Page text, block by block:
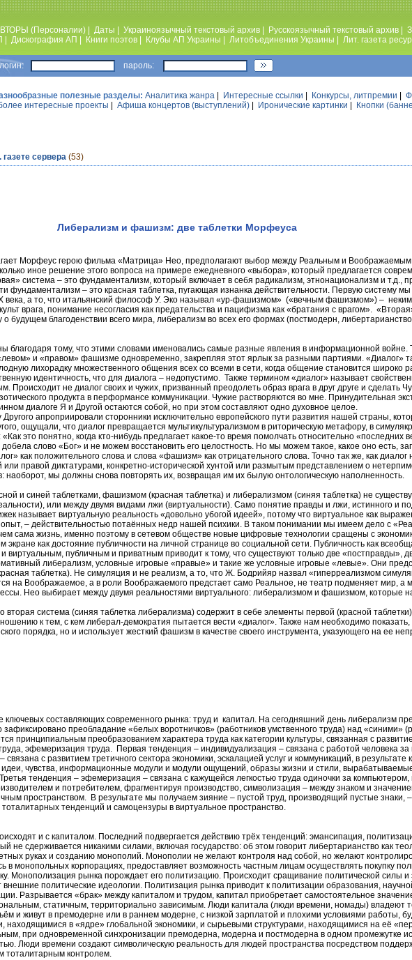
(Персоналии) Даты Украиноязычный текстовый архив Русскоязычный текстовый архив
Дискография АП Книги поэтов Клубы АП Украины Литобъединения Украины Лит. газета
пароль:
полезные разделы: Аналитика жанра Интересные ссылки Конкурсы, литпремии
интересные проекты Афиша концертов (выступлений) Иронические картинки Кнопки
газете сервера (53)
Либерализм и фашизм: две таблетки Морфеуса
Морфеус герою фильма «Матрица» Нео, предполагают выбор между Реальным и
иное решение этого вопроса на примере ежедневного «выбора», который предлагается
система – это фундаментализм, который включает в себя радикализм, этнонационализм и т.д.,
фундаментализм – это красная таблетка, пугающая изнанка действительности. Первую систему
века, а то, что итальянский философ У. Эко называл «ур-фашизмом» («вечным фашизмом») –
врага, понимание несогласия как предательства и пацифизма как «братания с врагом».
благоденствии всего мира, либерализм во всех его формах (постмодерн,
благодаря тому, что этими словами именовались самые разные явления в информационной
и «правом» фашизме одновременно, закрепляя этот ярлык за разными партиями. «Диалог»
лихорадку множественного общения всех со всеми в сети, когда общение становится широко
идентичность, что для диалога – недопустимо. Также термином «диалог» называет
не диалог своих и чужих, призванный преодолеть образ врага в друг друге и сделать
продукта в перформансе коммуникации. Чужие растворяются во мне. Принудительная
диалоге Я и Другой остаются собой, но при этом составляют одно духовное целое.
апроприировали сторонники исключительно европейского пути развития нашей страны,
ощущали, что диалог превращается мультикультурализмом в риторическую метафору, в
это понятно, когда кто-нибудь предлагает какое-то время помолчать относительно
слово «Бог» и не можем восстановить его целостность. Но мы можем такое, какое оно есть,
как положительного слова и слова «фашизм» как отрицательного слова. Точно так же, как
правой диктатурами, конкретно-исторической хунтой или размытым представлением о
наоборот, мы должны снова повторять их, возвращая им их былую онтологическую наполненность.
и синей таблетками, фашизмом (красная таблетка) и либерализмом (синяя таблетка) не
или между двумя видами лжи (виртуальности). Само понятие правды и лжи, истинного и
называет виртуальную реальность «довольно убогой идеей», потому что виртуальное как
– действительностью потаённых недр нашей психики. В таком понимании мы имеем дело с
сама жизнь, именно поэтому в сетевом обществе новые цифровые технологии сращены с
как достояние публичности на личной странице во социальной сети. Публичность как
публичным и приватным приводит к тому, что существуют только две «постправды»,
либерализм, условные игровые «правые» и такие же условные игровые «левые». Они
таблетка). Не симуляция и не реализм, а то, что Ж. Бодрийяр назвал «гиперреализмом
на Воображаемое, а в роли Воображаемого предстает само Реальное, не театр подменяет мир, а
Нео выбирает между двумя реальностями виртуального: либерализмом и фашизмом, которые
система (синяя таблетка либерализма) содержит в себе элементы первой (красной
к тем, с кем либерал-демократия пытается вести «диалог». Также нам необходимо
порядка, но и использует жесткий фашизм в качестве своего инструмента, указующего на ее
ключевых составляющих современного рынка: труд и капитал. На сегодняшний день либерализм
преобладание «белых воротничков» (работников умственного труда) над «синими»
принципиальным преобразованием характера труда как категории культуры, связанная с
эфемеризация труда. Первая тенденция – индивидуализация – связана с работой человека
с развитием третичного сектора экономики, эскалацией услуг и коммуникаций, в
чувства, информационные модули и модули ощущений, образы жизни и стили,
тенденция – эфемеризация – связана с кажущейся легкостью труда одиночки за
и потребителем, фрагментируя производство, символизация – между знаком и
пространством. В результате мы получаем зияние – пустой труд, производящий пустые знаки,
тенденций и самоцензуры в виртуальное пространство.
и с капиталом. Последний подвергается действию трёх тенденций: эмансипация,
не сдерживается никакими силами, включая государство: об этом говорит либертарианство как
руках и созданию монополий. Монополии не желают контроля над собой, но желают
в монопольных корпорациях, предоставляет возможность частным лицам осуществлять покупку
Монополизация рынка порождает его политизацию. Происходит сращивание политической силы и
политические идеологии. Политизация рынка приводит к политизации образования,
Разрывается «брак» между капиталом и трудом, капитал приобретает самостоятельное
статичным, территориально зависимым. Люди капитала (люди времени, номады) владеют
и живут в премодерне или в раннем модерне, с низкой зарплатой и плохими условиями работы,
находящимися в «ядре» глобальной экономики, и сырьевыми структурами, находящимися на её
при одновременной синхронизации премодерна, модерна и постмодерна в одном промежутке
Люди времени создают символическую реальность для людей пространства посредством
тоталитарным контролем.